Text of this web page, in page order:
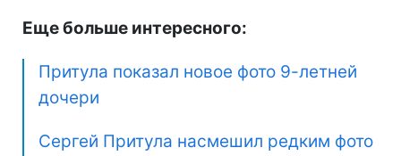
Еще больше интересного:
Притула показал новое фото 9-летней
дочери
Сергей Притула насмешил редким фото